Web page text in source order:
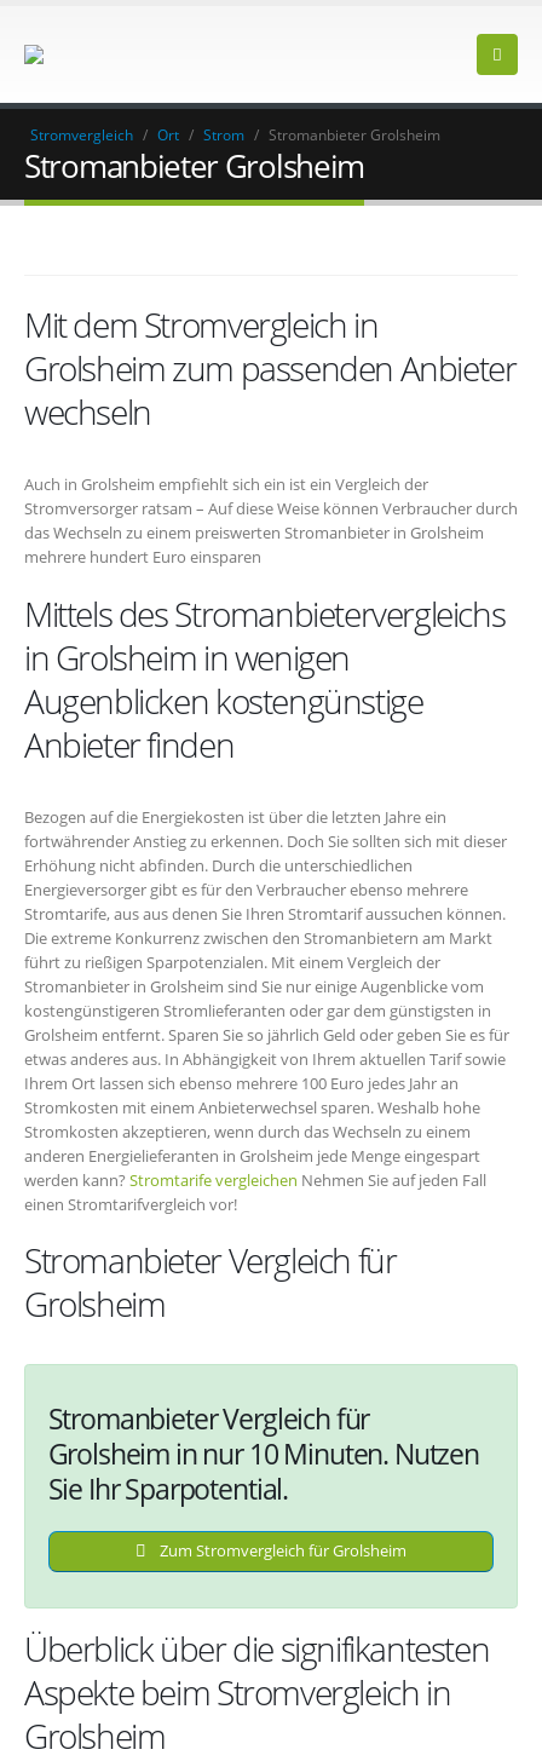
Stromvergleich / Ort / Strom / Stromanbieter Grolsheim
Stromanbieter Grolsheim
Mit dem Stromvergleich in
Grolsheim zum passenden Anbieter
wechseln
Auch in Grolsheim empfiehlt sich ein ist ein Vergleich der
Stromversorger ratsam – Auf diese Weise können Verbraucher durch
das Wechseln zu einem preiswerten Stromanbieter in Grolsheim
mehrere hundert Euro einsparen
Mittels des Stromanbietervergleichs
in Grolsheim in wenigen
Augenblicken kostengünstige
Anbieter finden
Bezogen auf die Energiekosten ist über die letzten Jahre ein
fortwährender Anstieg zu erkennen. Doch Sie sollten sich mit dieser
Erhöhung nicht abfinden. Durch die unterschiedlichen
Energieversorger gibt es für den Verbraucher ebenso mehrere
Stromtarife, aus aus denen Sie Ihren Stromtarif aussuchen können.
Die extreme Konkurrenz zwischen den Stromanbietern am Markt
führt zu rießigen Sparpotenzialen. Mit einem Vergleich der
Stromanbieter in Grolsheim sind Sie nur einige Augenblicke vom
kostengünstigeren Stromlieferanten oder gar dem günstigsten in
Grolsheim entfernt. Sparen Sie so jährlich Geld oder geben Sie es für
etwas anderes aus. In Abhängigkeit von Ihrem aktuellen Tarif sowie
Ihrem Ort lassen sich ebenso mehrere 100 Euro jedes Jahr an
Stromkosten mit einem Anbieterwechsel sparen. Weshalb hohe
Stromkosten akzeptieren, wenn durch das Wechseln zu einem
anderen Energielieferanten in Grolsheim jede Menge eingespart
werden kann? Stromtarife vergleichen Nehmen Sie auf jeden Fall
einen Stromtarifvergleich vor!
Stromanbieter Vergleich für
Grolsheim
Stromanbieter Vergleich für
Grolsheim in nur 10 Minuten. Nutzen
Sie Ihr Sparpotential.
Zum Stromvergleich für Grolsheim
Überblick über die signifikantesten
Aspekte beim Stromvergleich in
Grolsheim